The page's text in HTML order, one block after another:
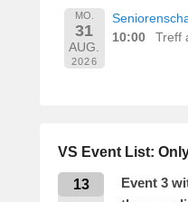
MO.
31
AUG.
2026
10:00
Treff
VS Event List:
13
Event 3